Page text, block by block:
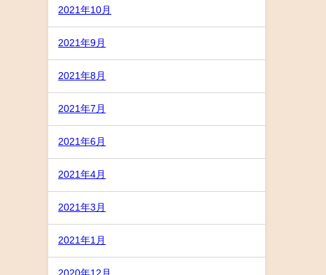
2021年10月
2021年9月
2021年8月
2021年7月
2021年6月
2021年4月
2021年3月
2021年1月